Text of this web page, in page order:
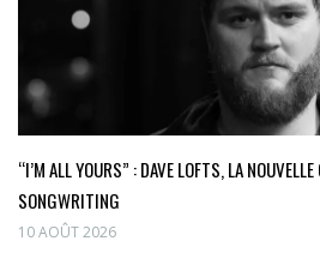
“I’M ALL YOURS” : DAVE LOFTS, LA
SONGWRITING
10 AOÛT 2026